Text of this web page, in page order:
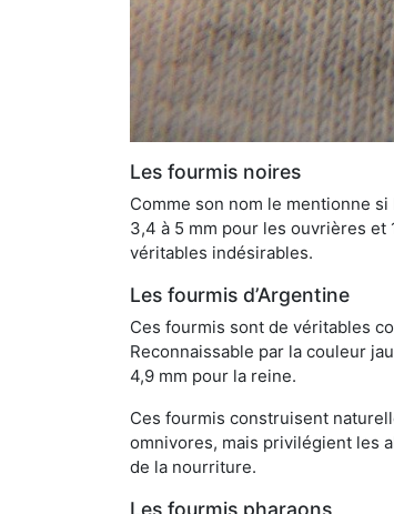
Les fourmis noires
Comme son nom le mentionne
3,4 à 5 mm pour les ouvrières et
véritables indésirables.
Les fourmis d’Argentine
Ces fourmis sont de véritables
Reconnaissable par la couleur
4,9 mm pour la reine.
Ces fourmis construisent
omnivores, mais privilégient les
de la nourriture.